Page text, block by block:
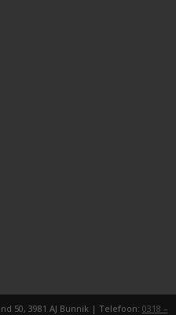
50, 3981 AJ Bunnik | Telefoon: 0318 –